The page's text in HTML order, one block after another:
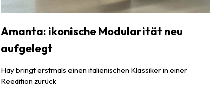
Amanta: ikonische Modularität neu
aufgelegt
Hay bringt erstmals einen italienischen Klassiker in einer
Reedition zurück